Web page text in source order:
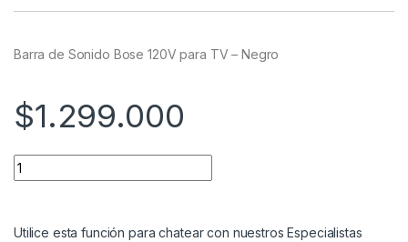
ratings
Barra de Sonido Bose 120V para TV – Negro
$1.299.000
Utilice esta función para chatear con nuestros Especialistas